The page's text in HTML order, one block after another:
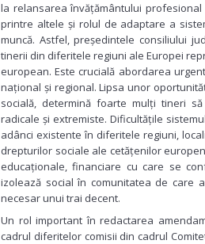
la relansarea învățământului
printre altele și rolul de adaptare a
muncă. Astfel, președintele consiliului
tinerii din diferitele regiuni ale Europei
european. Este crucială abordarea
național și regional. Lipsa unor
socială, determină foarte mulți tineri
radicale și extremiste. Dificultățile
adânci existente în diferitele regiuni,
drepturilor sociale ale cetățenilor
educaționale, financiare cu care se
izolează social în comunitatea de care
necesar unui trai decent.
Un rol important în redactarea
cadrul diferitelor comisii din cadrul